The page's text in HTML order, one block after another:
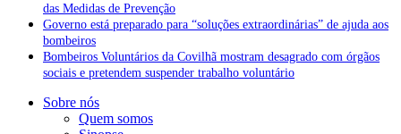
das Medidas de Prevenção
Governo está preparado para “soluções extraordinárias” de ajuda aos
bombeiros
Bombeiros Voluntários da Covilhã mostram desagrado com órgãos
sociais e pretendem suspender trabalho voluntário
Sobre nós
Quem somos